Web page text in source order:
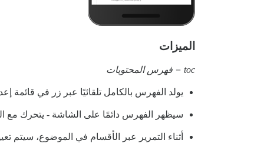
الميزات
toc = فهرس المحتويات
يولد الفهرس بالكامل تلقائيًا عبر زر في قائمة
سيظهر الفهرس دائمًا على الشاشة - يتحرك مع
أثناء التمرير عبر الأقسام في الموضوع،